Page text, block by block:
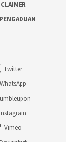
Twitter
WhatsApp
Instagram
Vimeo